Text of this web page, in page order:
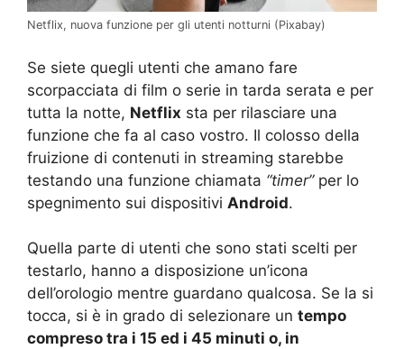
Netflix, nuova funzione per gli utenti notturni (Pixabay)
Se siete quegli utenti che amano fare
scorpacciata di film o serie in tarda serata e per
tutta la notte, Netflix sta per rilasciare una
funzione che fa al caso vostro. Il colosso della
fruizione di contenuti in streaming starebbe
testando una funzione chiamata “timer”per lo
spegnimento sui dispositivi Android.
Quella parte di utenti che sono stati scelti per
testarlo, hanno a disposizione un’icona
dell’orologio mentre guardano qualcosa. Se la si
tocca, si è in grado di selezionare un tempo
compreso tra i 15 ed i 45 minuti o, in